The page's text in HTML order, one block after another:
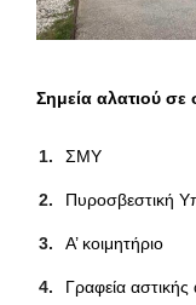
Σημεία αλατιού σε
ΣΜΥ
Πυροσβεστική
Α’ κοιμητήριο
Γραφεία